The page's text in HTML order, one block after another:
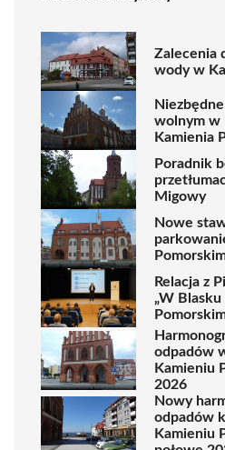
Zalecenia
wody w
wolnym w
Kamienia
Poradnik
Migowy
Nowe
Relacja z
„W
odpadów
Kamieniu
2026
Nowy
odpadów
Kamieniu